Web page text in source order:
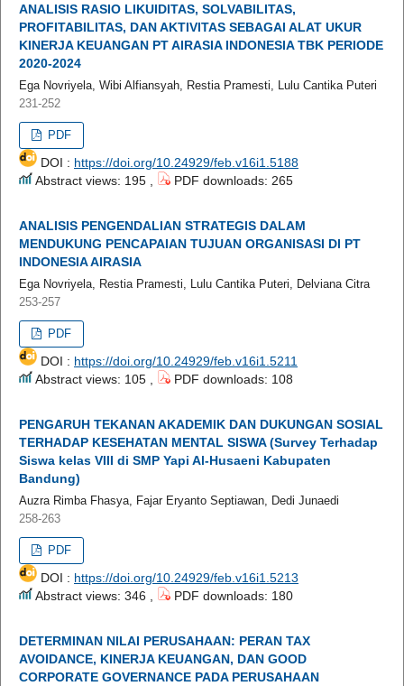
ANALISIS RASIO LIKUIDITAS, SOLVABILITAS,
PROFITABILITAS, DAN AKTIVITAS SEBAGAI ALAT UKUR
KINERJA KEUANGAN PT AIRASIA INDONESIA TBK PERIODE
2020-2024
Ega Novriyela, Wibi Alfiansyah, Restia Pramesti, Lulu Cantika Puteri
231-252
PDF
DOI : https://doi.org/10.24929/feb.v16i1.5188
Abstract views: 195 ,
PDF downloads: 265
ANALISIS PENGENDALIAN STRATEGIS DALAM
MENDUKUNG PENCAPAIAN TUJUAN ORGANISASI DI PT
INDONESIA AIRASIA
Ega Novriyela, Restia Pramesti, Lulu Cantika Puteri, Delviana Citra
253-257
PDF
DOI : https://doi.org/10.24929/feb.v16i1.5211
Abstract views: 105 ,
PDF downloads: 108
PENGARUH TEKANAN AKADEMIK DAN DUKUNGAN SOSIAL
TERHADAP KESEHATAN MENTAL SISWA (Survey Terhadap
Siswa kelas VIII di SMP Yapi Al-Husaeni Kabupaten
Bandung)
Auzra Rimba Fhasya, Fajar Eryanto Septiawan, Dedi Junaedi
258-263
PDF
DOI : https://doi.org/10.24929/feb.v16i1.5213
Abstract views: 346 ,
PDF downloads: 180
DETERMINAN NILAI PERUSAHAAN: PERAN TAX
AVOIDANCE, KINERJA KEUANGAN, DAN GOOD
CORPORATE GOVERNANCE PADA PERUSAHAAN